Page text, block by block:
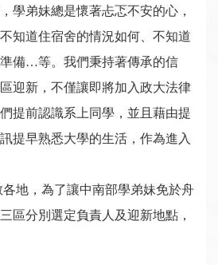
弟妹總是懷著忐忑不安的心，
知道住宿舍的情況如何、不知道
準備…等。我們秉持著傳承的信
迎新，不僅讓即將加入政大法律
提前認識系上同學，並且藉由提
提早熟悉大學的生活，作為進入
，為了讓中南部學弟妹免於舟
區分別選定負責人及迎新地點，